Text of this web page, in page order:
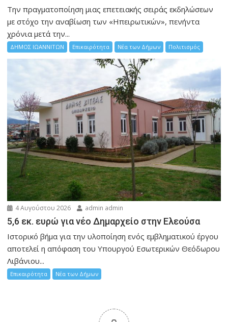
Την πραγματοποίηση μιας επετειακής σειράς εκδηλώσεων
με στόχο την αναβίωση των «Ηπειρωτικών», πενήντα
χρόνια μετά την...
ΔΗΜΟΣ ΙΩΑΝΝΙΤΩΝ Επικαιρότητα Νέα των Δήμων Πολιτισμός
4 Αυγούστου 2026 admin admin
5,6 εκ. ευρώ για νέο Δημαρχείο στην Ελεούσα
Ιστορικό βήμα για την υλοποίηση ενός εμβληματικού έργου
αποτελεί η απόφαση του Υπουργού Εσωτερικών Θεόδωρου
Λιβάνιου...
Επικαιρότητα Νέα των Δήμων